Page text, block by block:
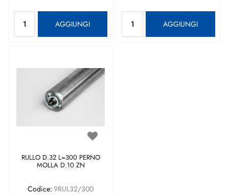
AGGIUNGI AGGIUNGI
RULLO D.32 L=300 PERNO
MOLLA D.10 ZN
Codice: 9RUL32/300